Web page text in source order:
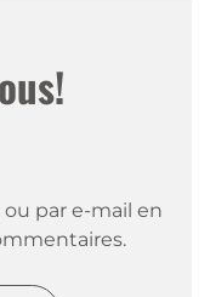
par e-mail en